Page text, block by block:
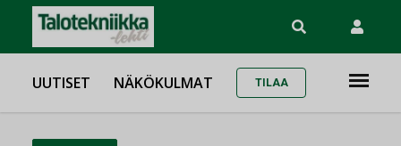
UUTISET NÄKÖKULMAT TILAA